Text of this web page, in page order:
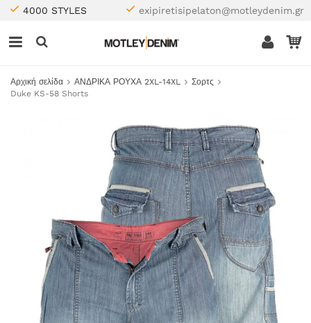
4000 STYLES exipiretisipelaton@motleydenim.gr
Αρχική σελίδα ΑΝΔΡΙΚΑ ΡΟΥΧΑ 2XL-14XL
Σορτς
Duke KS-58 Shorts